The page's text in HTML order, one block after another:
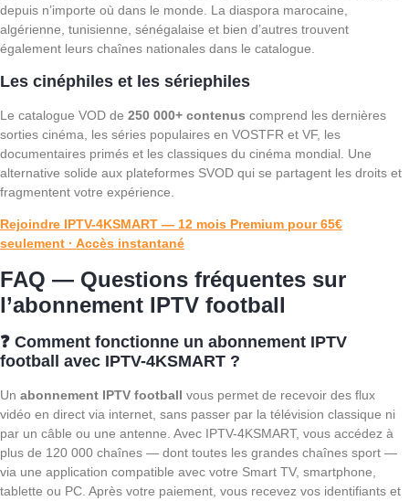
depuis n’importe où dans le monde. La diaspora marocaine,
algérienne, tunisienne, sénégalaise et bien d’autres trouvent
également leurs chaînes nationales dans le catalogue.
Les cinéphiles et les sériephiles
Le catalogue VOD de 250 000+ contenus comprend les dernières
sorties cinéma, les séries populaires en VOSTFR et VF, les
documentaires primés et les classiques du cinéma mondial. Une
alternative solide aux plateformes SVOD qui se partagent les droits et
fragmentent votre expérience.
Rejoindre IPTV-4KSMART — 12 mois Premium pour 65€
seulement · Accès instantané
FAQ — Questions fréquentes sur
l’abonnement IPTV football
❓ Comment fonctionne un abonnement IPTV
football avec IPTV-4KSMART ?
Un abonnement IPTV football vous permet de recevoir des flux
vidéo en direct via internet, sans passer par la télévision classique ni
par un câble ou une antenne. Avec IPTV-4KSMART, vous accédez à
plus de 120 000 chaînes — dont toutes les grandes chaînes sport —
via une application compatible avec votre Smart TV, smartphone,
tablette ou PC. Après votre paiement, vous recevez vos identifiants et